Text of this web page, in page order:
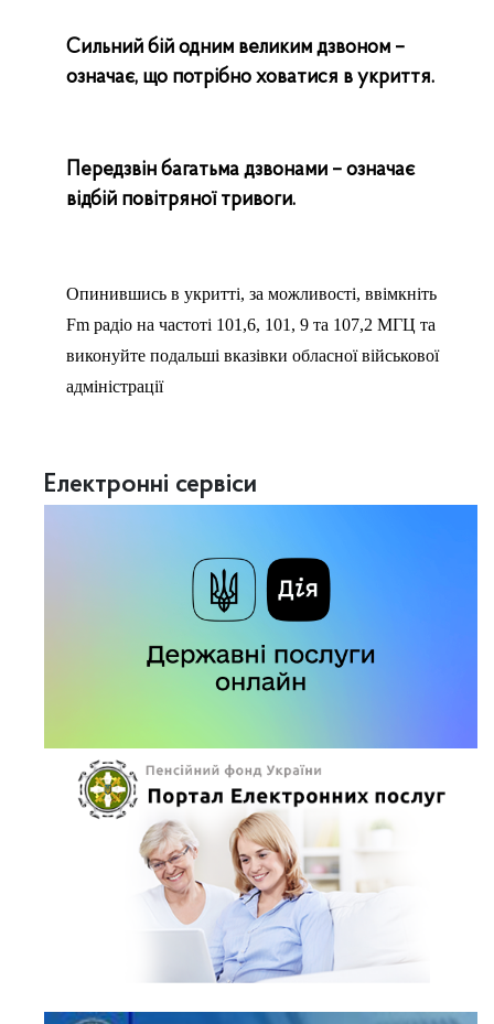
Сильний бій одним великим дзвоном –
означає, що потрібно ховатися в укриття.
Передзвін багатьма дзвонами – означає
відбій повітряної тривоги.
Опинившись в укритті, за можливості, ввімкніть
Fm радіо на частоті 101,6, 101, 9 та 107,2 МГЦ та
виконуйте подальші вказівки обласної військової
адміністрації
Електронні сервіси